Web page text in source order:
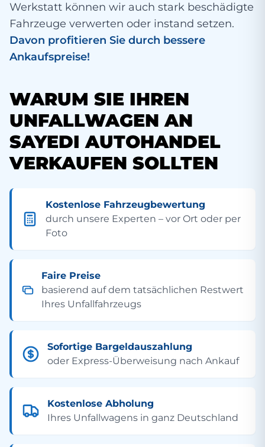
Werkstatt können wir auch stark beschädigte
Fahrzeuge verwerten oder instand setzen.
Davon profitieren Sie durch bessere
Ankaufspreise!
WARUM SIE IHREN
UNFALLWAGEN AN
SAYEDI AUTOHANDEL
VERKAUFEN SOLLTEN
Kostenlose Fahrzeugbewertung
durch unsere Experten – vor Ort oder per
Foto
Faire Preise
basierend auf dem tatsächlichen Restwert
Ihres Unfallfahrzeugs
Sofortige Bargeldauszahlung
oder Express-Überweisung nach Ankauf
Kostenlose Abholung
Ihres Unfallwagens in ganz Deutschland